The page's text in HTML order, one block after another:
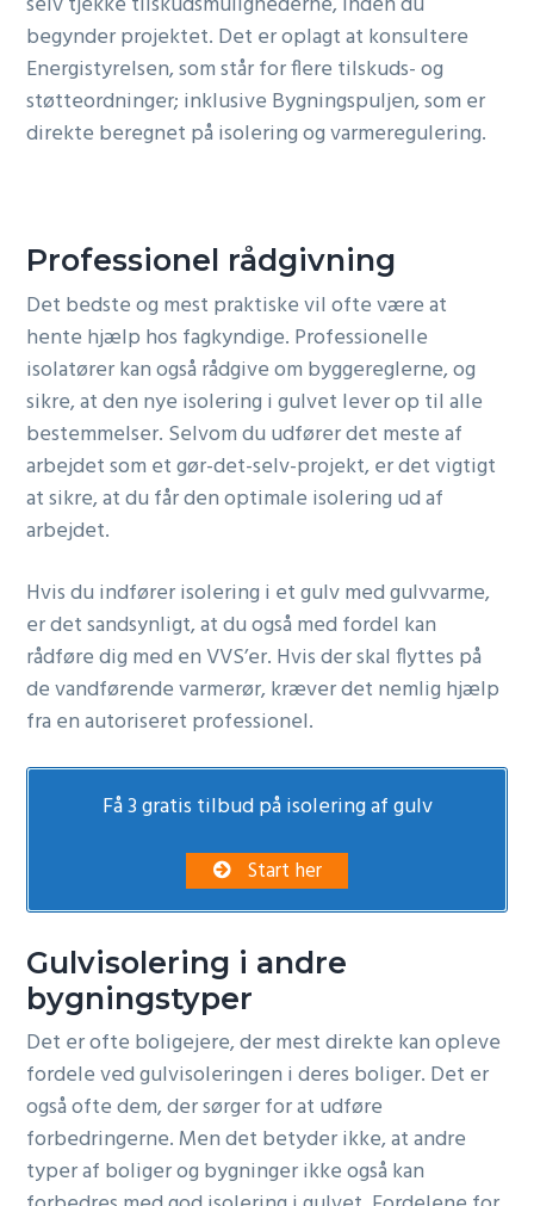
begynder projektet. Det er oplagt at konsultere
Energistyrelsen, som står for flere tilskuds- og
støtteordninger; inklusive Bygningspuljen, som er
direkte beregnet på isolering og varmeregulering.
Professionel rådgivning
Det bedste og mest praktiske vil ofte være at
hente hjælp hos fagkyndige. Professionelle
isolatører kan også rådgive om byggereglerne, og
sikre, at den nye isolering i gulvet lever op til alle
bestemmelser. Selvom du udfører det meste af
arbejdet som et gør-det-selv-projekt, er det vigtigt
at sikre, at du får den optimale isolering ud af
arbejdet.
Hvis du indfører isolering i et gulv med gulvvarme,
er det sandsynligt, at du også med fordel kan
rådføre dig med en VVS’er. Hvis der skal flyttes på
de vandførende varmerør, kræver det nemlig hjælp
fra en autoriseret professionel.
Få 3 gratis tilbud på isolering af gulv
Start her
Gulvisolering i andre
bygningstyper
Det er ofte boligejere, der mest direkte kan opleve
fordele ved gulvisoleringen i deres boliger. Det er
også ofte dem, der sørger for at udføre
forbedringerne. Men det betyder ikke, at andre
typer af boliger og bygninger ikke også kan